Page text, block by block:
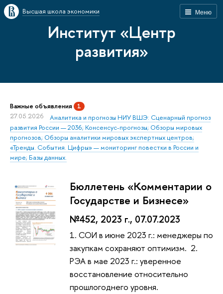
Меню
Высшая школа экономики
Институт «Центр
развития»
Важные объявления 1
27.05.2026
Аналитика и прогнозы НИУ ВШЭ: Сценарный прогноз
развития России — 2036; Консенсус-прогнозы; Обзоры мировых
прогнозов; Обзоры аналитики мировых экспертных центров;
«Тренды. События. Цифры» — мониторинг повестки в России и
мире; Базы данных.
Бюллетень «Комментарии о
Государстве и Бизнесе»
№452, 2023 г., 07.07.2023
1. СОИ в июне 2023 г.: менеджеры по
закупкам сохраняют оптимизм. 2.
РЭА в мае 2023 г.: уверенное
восстановление относительно
прошлогоднего уровня.